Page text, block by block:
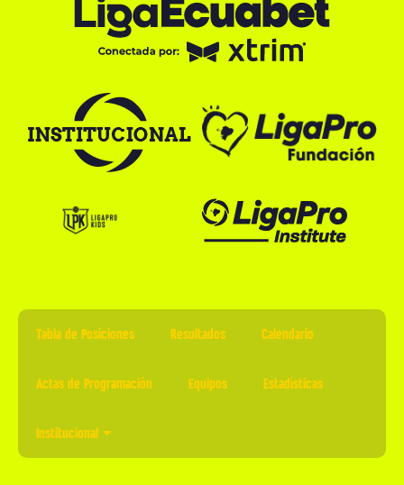
Tabla de Posiciones Resultados Calendario
Actas de Programación Equipos Estadísticas
Institucional